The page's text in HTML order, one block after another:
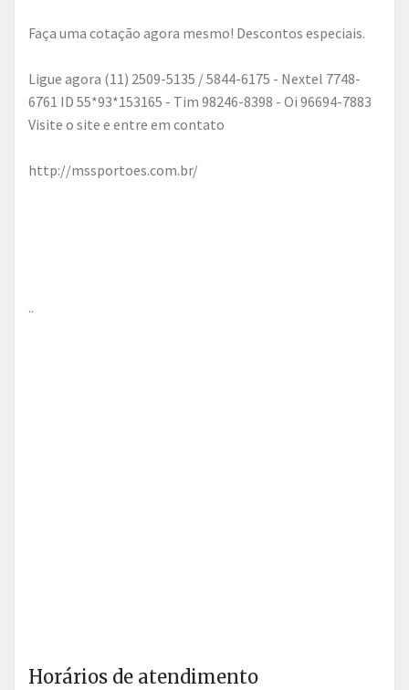
Faça uma cotação agora mesmo! Descontos especiais.
Ligue agora (11) 2509-5135 / 5844-6175 - Nextel 7748-
6761 ID 55*93*153165 - Tim 98246-8398 - Oi 96694-7883
Visite o site e entre em contato
http://mssportoes.com.br/
..
Horários de atendimento